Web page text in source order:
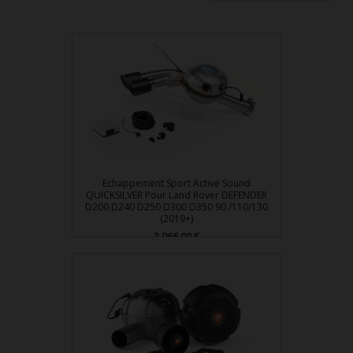
Echappement Sport Active Sound
QUICKSILVER Pour Land Rover DEFENDER
D200 D240 D250 D300 D350 90 /110/130
(2019+)
Prix
3 966,00 €